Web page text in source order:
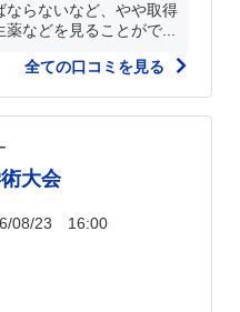
らないなど、やや取得
薬などを見ることがで...
全ての口コミを見る
大会
08/23 16:00